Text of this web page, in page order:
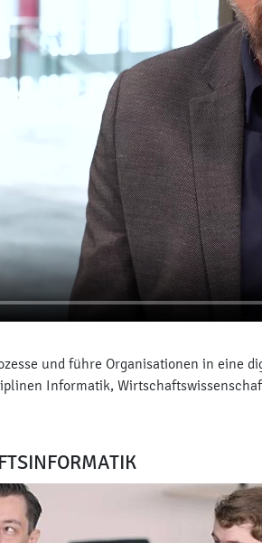
und führe Organisationen in eine
Informatik,